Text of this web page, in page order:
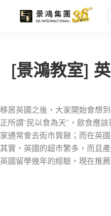
[景鴻教室]
移居英國之後，大家開始會想
正所謂”民以食為天”，飲食應
家通常會去街市買餸；而在英
其實，英國的超市繁多，而且
英國留學幾年的經驗，現在推